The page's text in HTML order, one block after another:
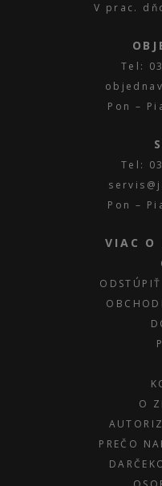
V prac.
Tel:
Pon –
Tel:
Pon –
VIAC O
O
PREČO